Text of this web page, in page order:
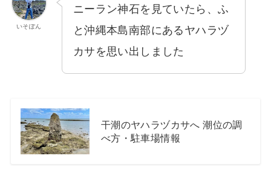
いそぽん
ニーラン神石を見ていたら、ふ
と沖縄本島南部にあるヤハラヅ
カサを思い出しました
干潮のヤハラヅカサへ 潮位の調
べ方・駐車場情報